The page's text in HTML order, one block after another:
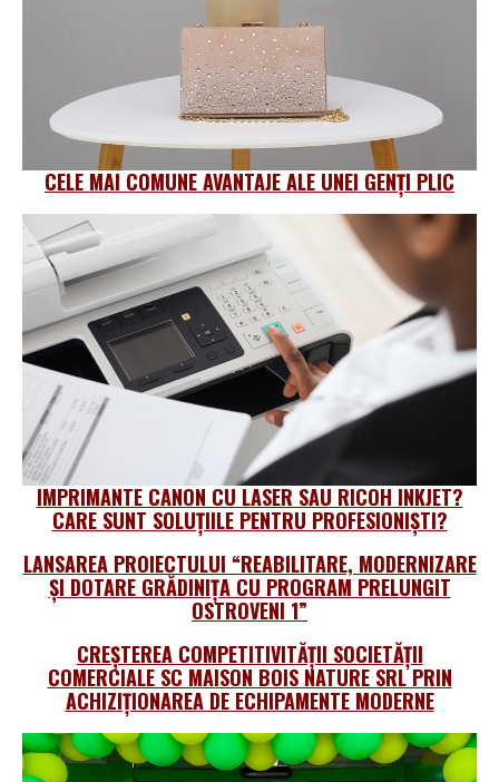
CELE MAI COMUNE AVANTAJE ALE UNEI GENȚI PLIC
IMPRIMANTE CANON CU LASER SAU RICOH INKJET?
CARE SUNT SOLUȚIILE PENTRU PROFESIONIŞTI?
LANSAREA PROIECTULUI “REABILITARE, MODERNIZARE
ȘI DOTARE GRĂDINIȚA CU PROGRAM PRELUNGIT
OSTROVENI 1”
CREȘTEREA COMPETITIVITĂȚII SOCIETĂȚII
COMERCIALE SC MAISON BOIS NATURE SRL PRIN
ACHIZIȚIONAREA DE ECHIPAMENTE MODERNE